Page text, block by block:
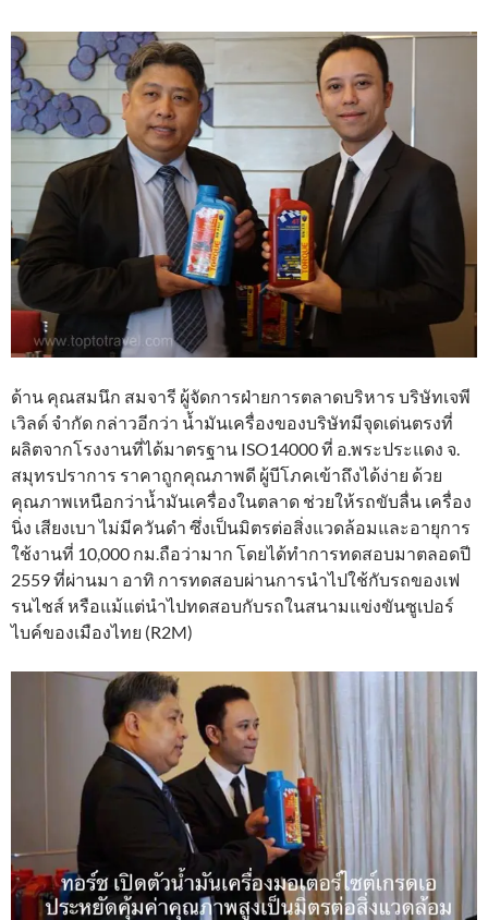
ด้าน คุณสมนึก สมจารี ผู้จัดการฝ่ายการตลาดบริหาร บริษัทเจพี
เวิลด์ จำกัด กล่าวอีกว่า น้ำมันเครื่องของบริษัทมีจุดเด่นตรงที่
ผลิตจากโรงงานที่ได้มาตรฐาน ISO14000 ที่ อ.พระประแดง จ.
สมุทรปราการ ราคาถูกคุณภาพดี ผู้บีโภคเข้าถึงได้ง่าย ด้วย
คุณภาพเหนือกว่าน้ำมันเครื่องในตลาด ช่วยให้รถขับลื่น เครื่อง
นิ่ง เสียงเบา ไม่มีควันดำ ซึ่งเป็นมิตรต่อสิ่งแวดล้อมและอายุการ
ใช้งานที่ 10,000 กม.ถือว่ามาก โดยได้ทำการทดสอบมาตลอดปี
2559 ที่ผ่านมา อาทิ การทดสอบผ่านการนำไปใช้กับรถของเฟ
รนไชส์ หรือแม้แต่นำไปทดสอบกับรถในสนามแข่งขันซูเปอร์
ไบค์ของเมืองไทย (R2M)